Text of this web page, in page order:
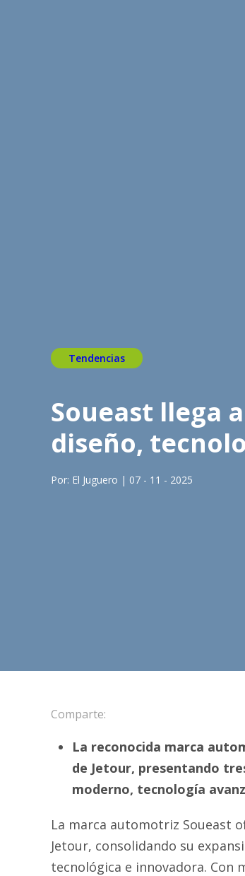
Tendencias
Soueast llega
diseño,
Por: El Juguero | 07 - 11 - 2025
Comparte:
La reconocida marca
de Jetour, presentando
moderno, tecnología
La marca automotriz Soueast
Jetour, consolidando su
tecnológica e innovadora. Con